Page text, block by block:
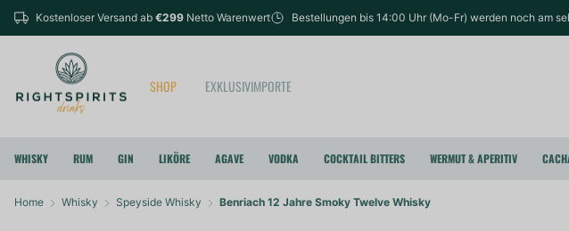
Kostenloser Versand ab €299 Netto Warenwert Bestellungen bis 14:00 Uhr (Mo-Fr) werden noch am
SHOP EXKLUSIVIMPORTE
WHISKY RUM GIN LIKÖRE AGAVE VODKA COCKTAIL BITTERS WERMUT & APERITIV
Home Whisky Speyside Whisky Benriach 12 Jahre Smoky Twelve Whisky